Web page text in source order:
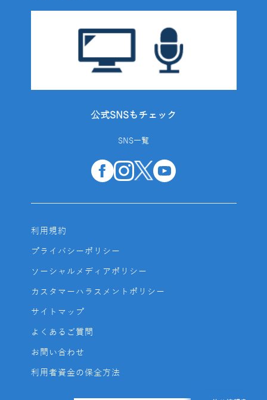
公式SNSもチェック
SNS一覧
利用規約
プライバシーポリシー
ソーシャルメディアポリシー
カスタマーハラスメントポリシー
サイトマップ
よくあるご質問
お問い合わせ
利用者資金の保全方法